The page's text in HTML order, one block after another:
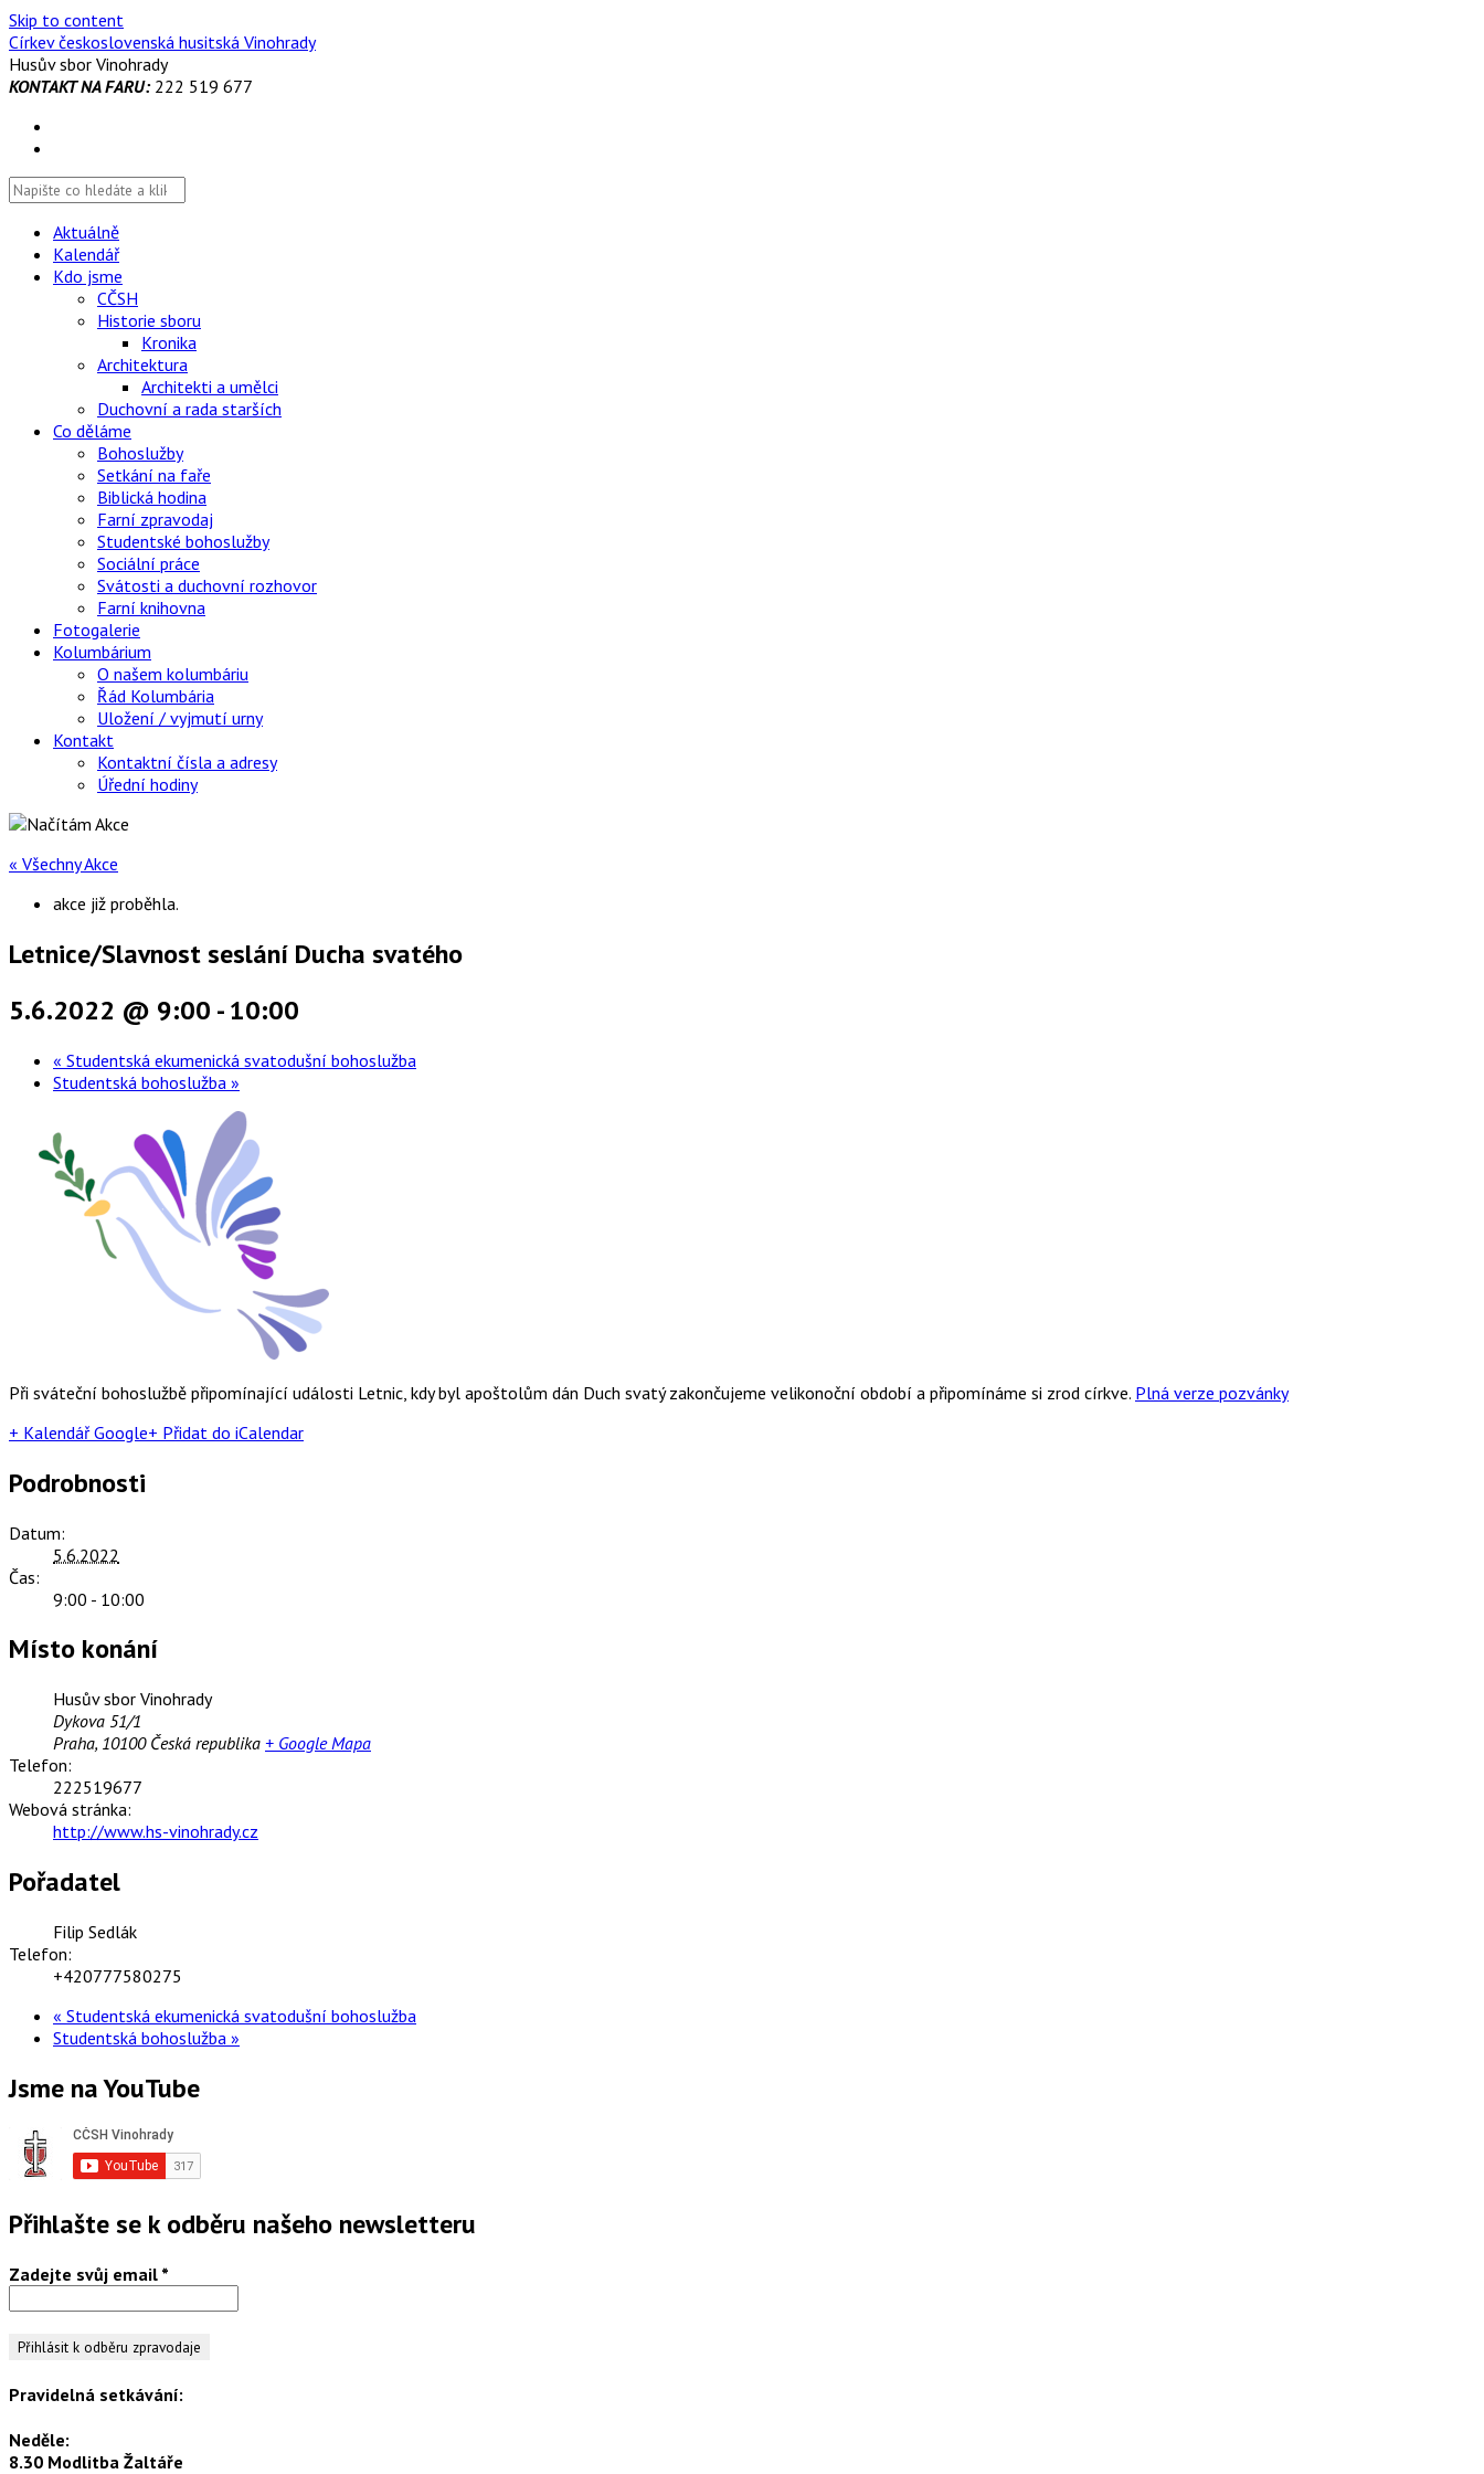
Skip to content
Církev československá husitská Vinohrady
Husův sbor Vinohrady
KONTAKT NA FARU:222 519 677
Aktuálně
Kalendář
Kdo jsme
CČSH
Historie sboru
Kronika
Architektura
Architekti a umělci
Duchovní a rada starších
Co děláme
Bohoslužby
Setkání na faře
Biblická hodina
Farní zpravodaj
Studentské bohoslužby
Sociální práce
Svátosti a duchovní rozhovor
Farní knihovna
Fotogalerie
Kolumbárium
O našem kolumbáriu
Řád Kolumbária
Uložení / vyjmutí urny
Kontakt
Kontaktní čísla a adresy
Úřední hodiny
« Všechny Akce
akce již proběhla.
Letnice/Slavnost seslání Ducha svatého
5.6.2022 @ 9:00 -10:00
« Studentská ekumenická svatodušní bohoslužba
Studentská bohoslužba »
Při sváteční bohoslužbě připomínající události Letnic, kdy byl apoštolům dán Duch svatý zakončujeme velikonoční období a připomínáme si zrod církve. Plná verze pozvánky
+ Kalendář Google+ Přidat do iCalendar
Podrobnosti
Datum:
5.6.2022
Čas:
9:00 - 10:00
Místo konání
Husův sbor Vinohrady
Dykova 51/1
Praha, 10100 Česká republika + Google Mapa
Telefon:
222519677
Webová stránka:
http://www.hs-vinohrady.cz
Pořadatel
Filip Sedlák
Telefon:
+420777580275
« Studentská ekumenická svatodušní bohoslužba
Studentská bohoslužba »
Jsme na YouTube
Přihlašte se k odběru našeho newsletteru
Zadejte svůj email *
Pravidelná setkávání:
Neděle:
8.30 Modlitba Žaltáře